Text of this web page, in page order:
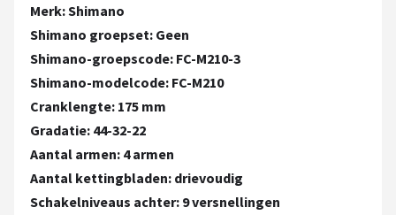
Cortina
Alle merken →
Merk: Shimano
Shimano groepset: Geen
Shimano-groepscode: FC-M210-3
Shimano-modelcode: FC-M210
Cranklengte: 175 mm
Gradatie: 44-32-22
Aantal armen: 4 armen
Aantal kettingbladen: drievoudig
Schakelniveaus achter: 9 versnellingen